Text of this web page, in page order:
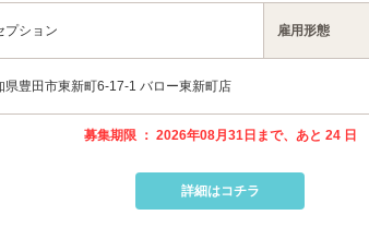
プション 雇用形態
県豊田市東新町6-17-1 バロー東新町店
募集期限 ： 2026年08月31日まで、あと 24 日
詳細はコチラ